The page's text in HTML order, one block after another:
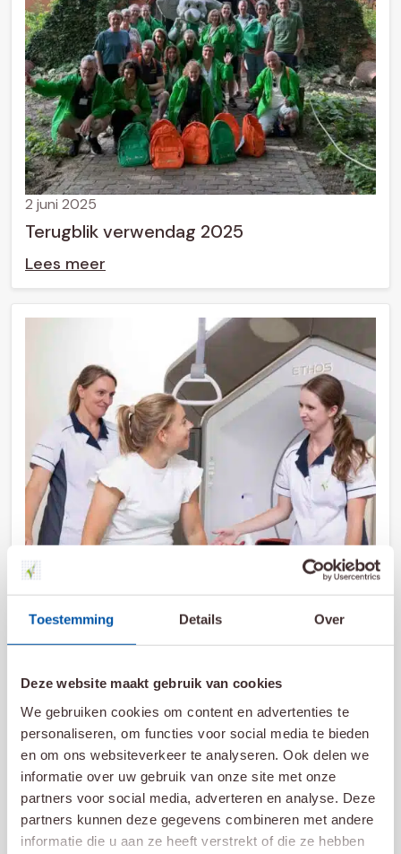
Toestemming Details Over
Deze website maakt gebruik van cookies
We gebruiken cookies om content en advertenties te
personaliseren, om functies voor social media te bieden
en om ons websiteverkeer te analyseren. Ook delen we
informatie over uw gebruik van onze site met onze
partners voor social media, adverteren en analyse. Deze
partners kunnen deze gegevens combineren met andere
informatie die u aan ze heeft verstrekt of die ze hebben
Terugblik verwendag 2025
2 juni 2025
Lees meer
Jaarverslag 2024
22 mei 2025
Lees meer